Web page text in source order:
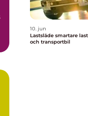
10. jun
Lastsläde smartare lastning för pickup
och transportbil